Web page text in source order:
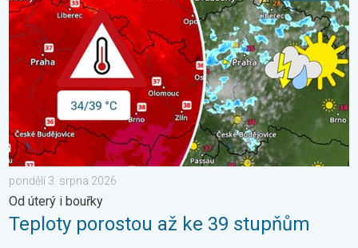
pondělí 3. srpna 2026
Od úterý i bouřky
Teploty porostou až ke 39 stupňům